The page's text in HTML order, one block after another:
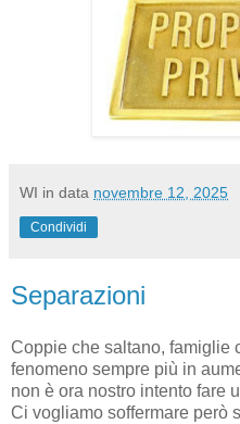
WI in data novembre 12, 2025
Condividi
Separazioni
Coppie che saltano, famiglie
fenomeno sempre più in
non è ora nostro intento fare
Ci vogliamo soffermare però